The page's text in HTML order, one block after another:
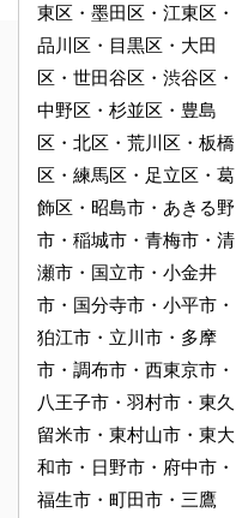
東区・墨田区・江東区・
品川区・目黒区・大田
区・世田谷区・渋谷区・
中野区・杉並区・豊島
区・北区・荒川区・板橋
区・練馬区・足立区・葛
飾区・昭島市・あきる野
市・稲城市・青梅市・清
瀬市・国立市・小金井
市・国分寺市・小平市・
狛江市・立川市・多摩
市・調布市・西東京市・
八王子市・羽村市・東久
留米市・東村山市・東大
和市・日野市・府中市・
福生市・町田市・三鷹